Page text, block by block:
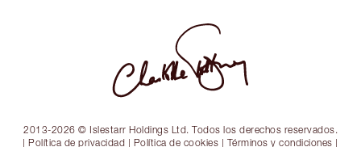
2013-2026 © Islestarr Holdings Ltd. Todos los derechos reservados.
| Política de privacidad | Política de cookies | Términos y condiciones |